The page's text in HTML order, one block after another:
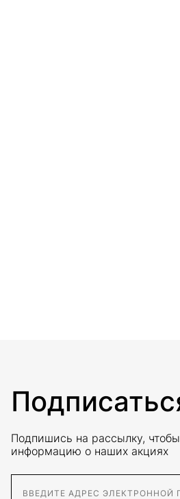
Подпишись на рассылку,
информацию о наших акциях